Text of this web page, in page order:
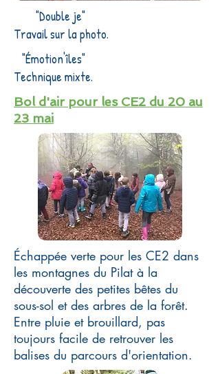
"Double je"
Travail sur la photo.
"Émotion'îles"
Technique mixte.
Bol d'air pour les CE2 du 20 au
23 mai
Échappée verte pour les CE2 dans
les montagnes du Pilat à la
découverte des petites bêtes du
sous-sol et des arbres de la forêt.
Entre pluie et brouillard, pas
toujours facile de retrouver les
balises du parcours d'orientation.